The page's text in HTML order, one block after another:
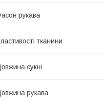
рукава
тканини
сукні
рукава